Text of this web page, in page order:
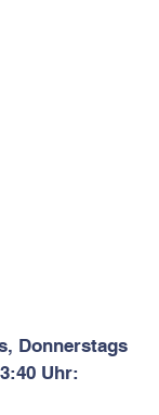
Donnerstags
Uhr: